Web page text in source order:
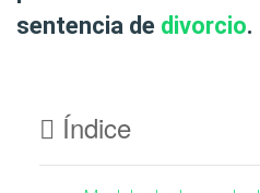
sentencia de divorcio.
Índice